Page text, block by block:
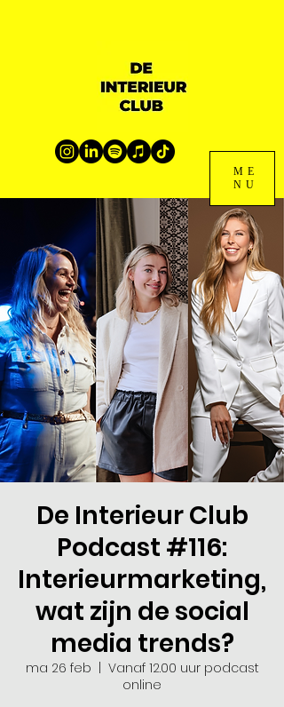
ME
NU
De Interieur Club
Podcast #116:
Interieurmarketing,
wat zijn de social
media trends?
ma 26 feb
Vanaf 12.00 uur podcast
online